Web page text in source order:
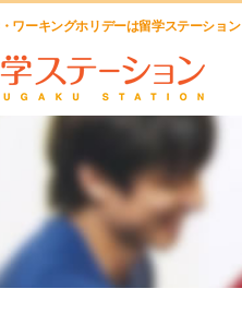
ワーキングホリデーは留学ステーション